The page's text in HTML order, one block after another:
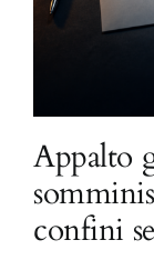
Appalto
confini